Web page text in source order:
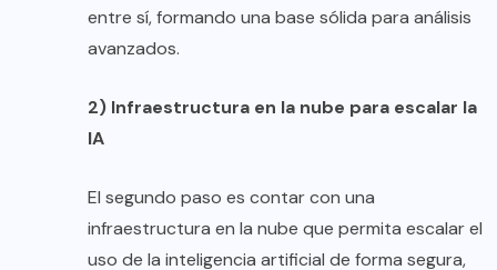
entre sí, formando una base sólida para análisis
avanzados.
2) Infraestructura en la nube para escalar la
IA
El segundo paso es contar con una
infraestructura en la nube que permita escalar el
uso de la inteligencia artificial de forma segura,